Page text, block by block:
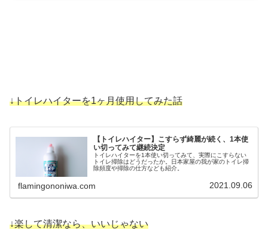
↓トイレハイターを1ヶ月使用してみた話
【トイレハイター】こすらず綺麗が続く、1本使
い切ってみて継続決定
トイレハイターを1本使い切ってみて、実際にこすらない
トイレ掃除はどうだったか。日本家屋の我が家のトイレ掃
除頻度や掃除の仕方なども紹介。
flamingononiwa.com 2021.09.06
↓楽して清潔なら、いいじゃない